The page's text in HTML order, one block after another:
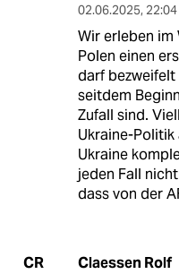
02.06.2025,
Wir erleben im
Polen einen
darf
seitdem
Zufall sind.
Ukraine-
Ukraine
jeden Fall
dass von der
CR Claessen Rolf